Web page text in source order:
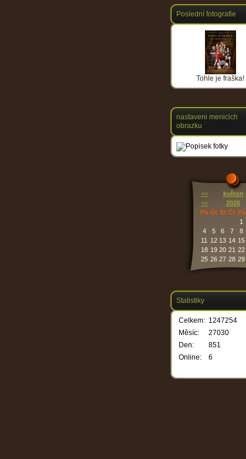
Poslední fotografie
Tohle je fraška!
nastaveni menicich
obrazku
<< květen
<<
2026
Po Út St Čt Pá
1
4
5 6 7 8
11
12 13 14 15
18 19 20 21 22
25 26 27 28 29
Statistiky
Online: 6
Celkem: 1247254
Měsíc:
27030
Den:
851